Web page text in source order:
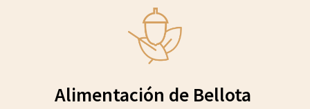
Alimentación de Bellota